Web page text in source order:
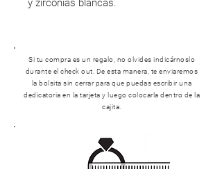
y zirconias blancas.
Si tu compra es un regalo, no olvides indicárnoslo
durante el check out. De esta manera, te enviaremos
la bolsita sin cerrar para que puedas escribir una
dedicatoria en la tarjeta y luego colocarla dentro de la
cajita.